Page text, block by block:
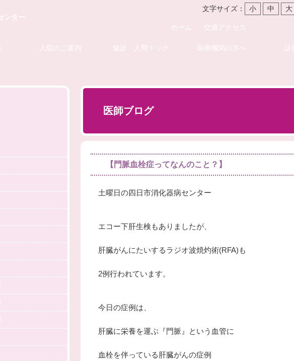
文字サイズ： 小 中 大
ホーム 交通アクセス
入院のご案内 健診・人間ドック 医療機関の方へ
医師ブログ
【門脈血栓症ってなんのこと？】
土曜日の四日市消化器病センター
エコー下肝生検もありましたが、
肝臓がんにたいするラジオ波焼灼術(RFA)も
2例行われています。
今日の症例は、
肝臓に栄養を運ぶ『門脈』という血管に
血栓を伴っている肝臓がんの症例